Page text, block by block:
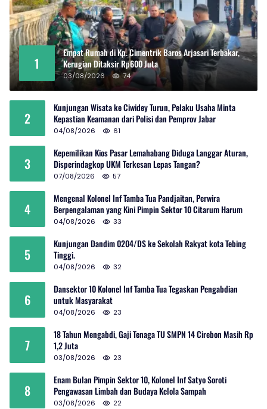
1
Empat Rumah di Kp. Cimentrik Baros Arjasari Terbakar,
Kerugian Ditaksir Rp600 Juta
03/08/2026 74
2
Kunjungan Wisata ke Ciwidey Turun, Pelaku Usaha Minta
Kepastian Keamanan dari Polisi dan Pemprov Jabar
04/08/2026 61
3
Kepemilikan Kios Pasar Lemahabang Diduga Langgar Aturan,
Disperindagkop UKM Terkesan Lepas Tangan?
07/08/2026 57
4
Mengenal Kolonel Inf Tamba Tua Pandjaitan, Perwira
Berpengalaman yang Kini Pimpin Sektor 10 Citarum Harum
04/08/2026 33
5
Kunjungan Dandim 0204/DS ke Sekolah Rakyat kota Tebing
Tinggi.
04/08/2026 32
6
Dansektor 10 Kolonel Inf Tamba Tua Tegaskan Pengabdian
untuk Masyarakat
04/08/2026 23
7
18 Tahun Mengabdi, Gaji Tenaga TU SMPN 14 Cirebon Masih Rp
1,2 Juta
03/08/2026 23
8
Enam Bulan Pimpin Sektor 10, Kolonel Inf Satyo Soroti
Pengawasan Limbah dan Budaya Kelola Sampah
03/08/2026 22